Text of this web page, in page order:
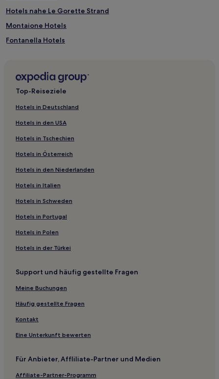
können
ändern.
können
Hotels nahe Le Gorette Strand
Montaione Hotels
Fontanella Hotels
Lajatico Hotels
Roffia Hotels
Palagio Hotels
San Gimignano Hotels
Castelfiorentino Hotels
Torretta Hotels
Santa Maria a Monte Hotels
Molino Mazzetti Hotels
Hotels nahe Bahnhof Ponte a Elsa
Volterra Hotels
Hotels nahe Piazza Machiavelli
Le Grazie Hotels
Hotels nahe Ponte mediceo
Hotels nahe Rathaus von Bientina
Orciano Pisano Hotels
Hotels nahe Palazzo Incontri Viti
Top-Reiseziele
Hotels in Deutschland
Hotels in den USA
Hotels in Tschechien
Hotels in Österreich
Hotels in den Niederlanden
Hotels in Italien
Hotels in Schweden
Hotels in Portugal
Hotels in Polen
Hotels in der Türkei
Support und häufig gestellte Fragen
Meine Buchungen
Häufig gestellte Fragen
Kontakt
Eine Unterkunft bewerten
Für Anbieter, Affliliate-Partner und Medien
Affiliate-Partner-Programm